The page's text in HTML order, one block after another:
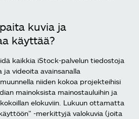
kuvia ja
käyttää?
kaikkia iStock-palvelun tiedostoja
ja videoita avainsanalla
niiden kokoa projekteihisi
mainoksista mainostauluihin ja
elokuviin. Lukuun ottamatta
-merkittyjä valokuvia (joita